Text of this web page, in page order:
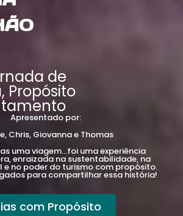
de
Propósito
Apresentado por:
Chris, Giovanna e Thomas
uma viagem…foi uma experiência
enraizada na sustentabilidade, na
e no poder do turismo com propósito.
para compartilhar essa história!
com Propósito